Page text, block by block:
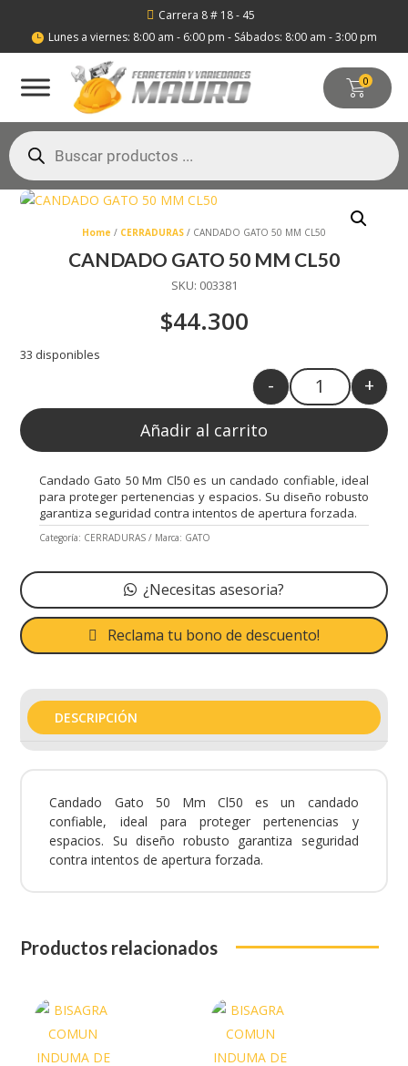
 Carrera 8 # 18 - 45
 Lunes a viernes: 8:00 am - 6:00 pm - Sábados: 8:00 am - 3:00 pm
0
Búsqueda
de
productos
Home / CERRADURAS / CANDADO GATO 50 MM CL50
CANDADO GATO 50 MM CL50
SKU: 003381
$44.300
33 disponibles
Quantity
- +
Añadir al carrito
Candado Gato 50 Mm Cl50 es un candado confiable, ideal
para proteger pertenencias y espacios. Su diseño robusto
garantiza seguridad contra intentos de apertura forzada.
Categoría: CERRADURAS Marca: GATO
¿Necesitas asesoria?
Reclama tu bono de descuento!
DESCRIPCIÓN
Candado Gato 50 Mm Cl50 es un candado
confiable, ideal para proteger pertenencias y
espacios. Su diseño robusto garantiza seguridad
contra intentos de apertura forzada.
Productos relacionados